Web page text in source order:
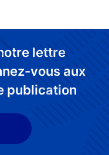
lettre
vous aux
publication